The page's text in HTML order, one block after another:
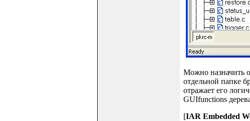
Можно назначить
отдельной папке
отражает его
GUIfunctions
[IAR Embedded